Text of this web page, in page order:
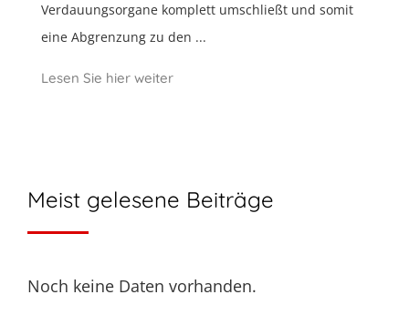
Verdauungsorgane komplett umschließt und somit
eine Abgrenzung zu den ...
Lesen Sie hier weiter
Meist gelesene Beiträge
Noch keine Daten vorhanden.